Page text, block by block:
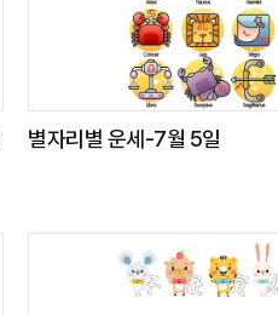
별자리별 운세-7월 5일